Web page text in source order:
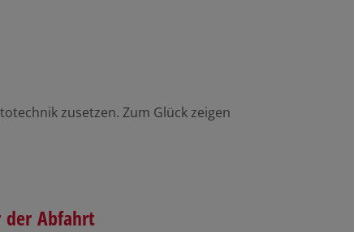
zusetzen. Zum Glück zeigen
der Abfahrt